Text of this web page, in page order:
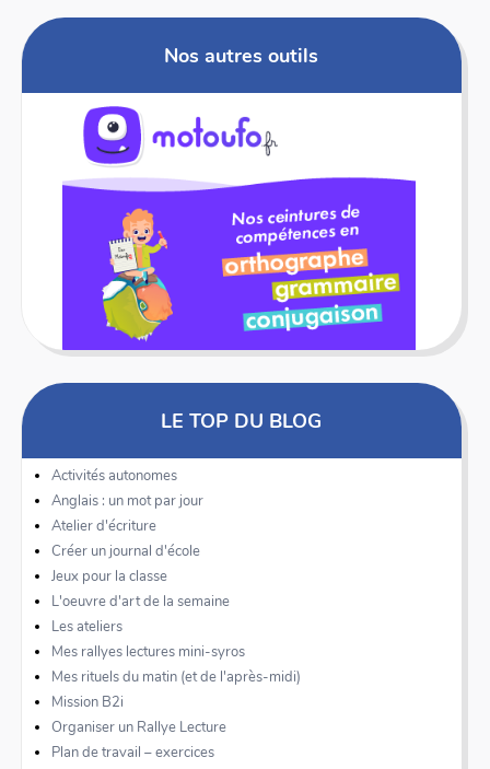
Nos autres outils
LE TOP DU BLOG
Activités autonomes
Anglais : un mot par jour
Atelier d'écriture
Créer un journal d'école
Jeux pour la classe
L'oeuvre d'art de la semaine
Les ateliers
Mes rallyes lectures mini-syros
Mes rituels du matin (et de l'après-midi)
Mission B2i
Organiser un Rallye Lecture
Plan de travail – exercices